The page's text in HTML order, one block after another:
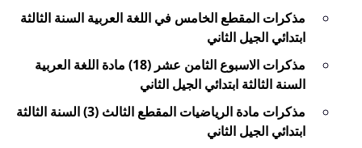
مذكرات المقطع الخامس في اللغة العربية السنة الثالثة
ابتدائي الجيل الثاني
مذكرات الاسبوع الثامن عشر (18) مادة اللغة العربية
السنة الثالثة ابتدائي الجيل الثاني
مذكرات مادة الرياضيات المقطع الثالث (3) السنة الثالثة
ابتدائي الجيل الثاني